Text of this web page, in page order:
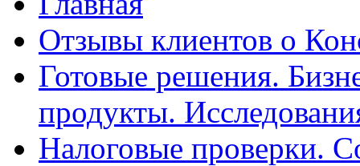
Отзывы клиентов о
Готовые решения.
продукты.
Налоговые проверки.